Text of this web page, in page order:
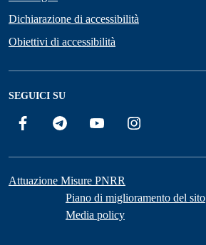
Dichiarazione di accessibilità
Obiettivi di accessibilità
SEGUICI SU
Facebook Telegram YouTube
Attuazione Misure PNRR
Piano di miglioramento del sito
Media policy